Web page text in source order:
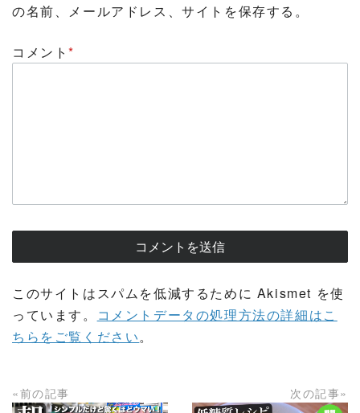
の名前、メールアドレス、サイトを保存する。
コメント*
このサイトはスパムを低減するために Akismet を使
っています。
コメントデータの処理方法の詳細はこ
ちらをご覧ください。
«前の記事 次の記事»